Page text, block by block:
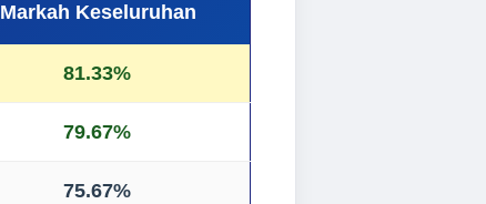
Markah Keseluruhan
81.33%
79.67%
75.67%